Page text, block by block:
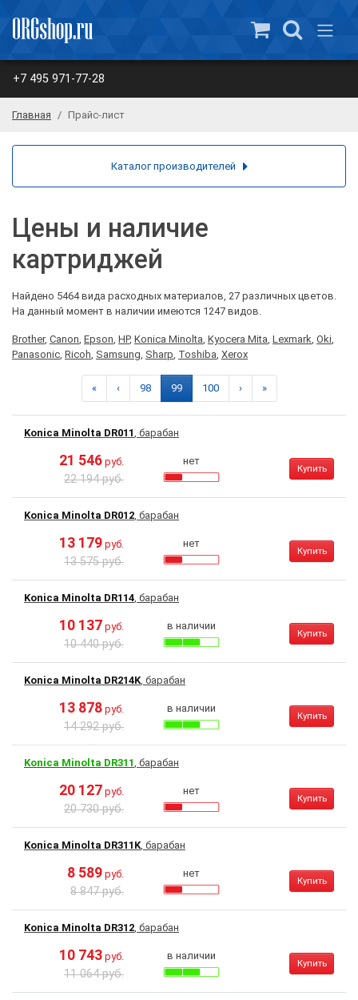
+7 495 971-77-28
Главная Прайс-лист
Цены и наличие
картриджей
Найдено 5464 вида расходных материалов, 27 различных цветов.
На данный момент в наличии имеются 1247 видов.
Brother, Canon, Epson, HP, Konica Minolta, Kyocera Mita, Lexmark, Oki,
Panasonic, Ricoh, Samsung, Sharp, Toshiba, Xerox
« ‹ 98 99 100 › »
Konica Minolta DR011, барабан
21 546 руб.
22 194 руб.
нет
Купить
Konica Minolta DR012, барабан
13 179 руб.
13 575 руб.
нет
Купить
Konica Minolta DR114, барабан
10 137 руб.
10 440 руб.
в наличии
Купить
Konica Minolta DR214K, барабан
13 878 руб.
14 292 руб.
в наличии
Купить
Konica Minolta DR311, барабан
20 127 руб.
20 730 руб.
нет
Купить
Konica Minolta DR311K, барабан
8 589 руб.
8 847 руб.
нет
Купить
Konica Minolta DR312, барабан
10 743 руб.
11 064 руб.
в наличии
Купить